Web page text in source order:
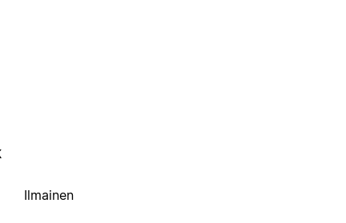
Ilmainen